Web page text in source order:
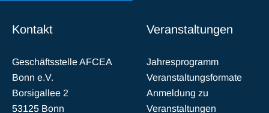
Kontakt
Geschäftsstelle AFCEA
Bonn e.V.
Borsigallee 2
53125 Bonn
Veranstaltungen
Jahresprogramm
Veranstaltungsformate
Anmeldung zu
Veranstaltungen